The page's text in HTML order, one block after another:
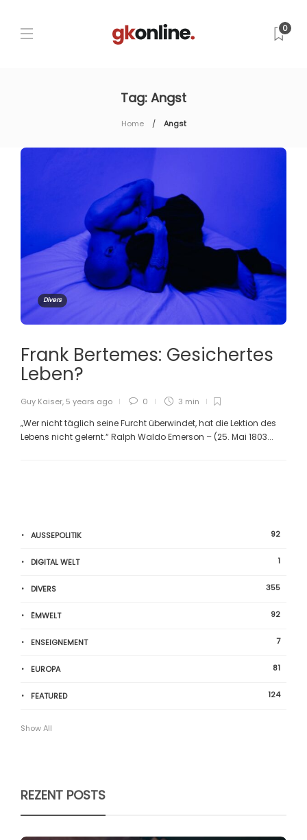
0
Tag: Angst
Home Angst
Divers
Frank Bertemes: Gesichertes
Leben?
Guy Kaiser, 5 years ago 0 3 min
„Wer nicht täglich seine Furcht überwindet, hat die Lektion des
Lebens nicht gelernt.“ Ralph Waldo Emerson – (25. Mai 1803...
AUSSEPOLITIK 92
DIGITAL WELT 1
DIVERS 355
ËMWELT 92
ENSEIGNEMENT 7
EUROPA 81
FEATURED 124
Show All
REZENT POSTS